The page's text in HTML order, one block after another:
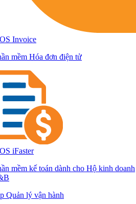
Invoice
mềm Hóa đơn điện tử
iFaster
mềm kế toán dành cho Hộ kinh doanh
Quản lý vận hành